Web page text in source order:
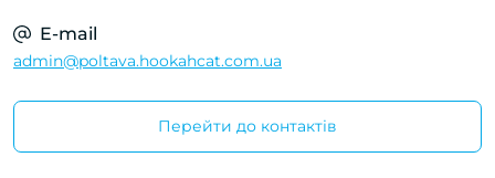
E-mail
admin@poltava.hookahcat.com.ua
Перейти до контактів